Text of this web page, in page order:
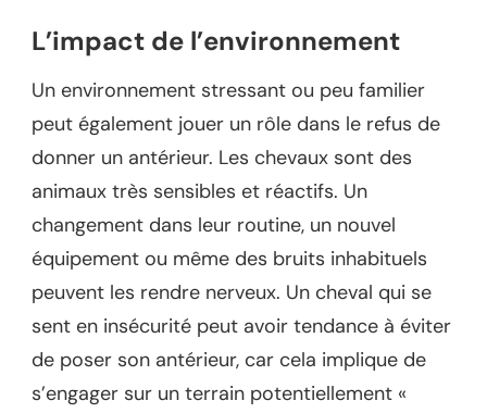
L’impact de l’environnement
Un environnement stressant ou peu familier
peut également jouer un rôle dans le refus de
donner un antérieur. Les chevaux sont des
animaux très sensibles et réactifs. Un
changement dans leur routine, un nouvel
équipement ou même des bruits inhabituels
peuvent les rendre nerveux. Un cheval qui se
sent en insécurité peut avoir tendance à éviter
de poser son antérieur, car cela implique de
s’engager sur un terrain potentiellement «